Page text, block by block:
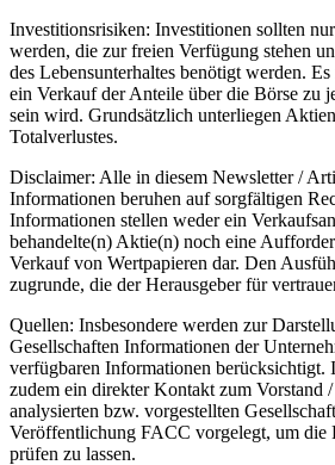
Investitionsrisiken: Investitionen sollten
werden, die zur freien Verfügung stehen
des Lebensunterhaltes benötigt werden.
ein Verkauf der Anteile über die Börse zu
sein wird. Grundsätzlich unterliegen
Totalverlustes.
Disclaimer: Alle in diesem Newsletter /
Informationen beruhen auf sorgfältigen
Informationen stellen weder ein
behandelte(n) Aktie(n) noch eine
Verkauf von Wertpapieren dar. Den
zugrunde, die der Herausgeber für
Quellen: Insbesondere werden zur
Gesellschaften Informationen der
verfügbaren Informationen berücksichtigt.
zudem ein direkter Kontakt zum Vorstand
analysierten bzw. vorgestellten
Veröffentlichung FACC vorgelegt, um die
prüfen zu lassen.